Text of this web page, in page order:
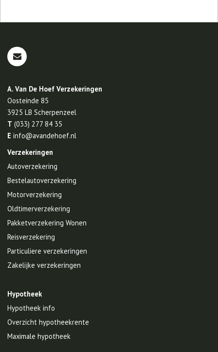
A. Van De Hoef Verzekeringen
Oosteinde 85
3925 LB Scherpenzeel
T (033) 277 84 35
E info@avandehoef.nl
Verzekeringen
Autoverzekering
Bestelautoverzekering
Motorverzekering
Oldtimerverzekering
Pakketverzekering Wonen
Reisverzekering
Particuliere verzekeringen
Zakelijke verzekeringen
Hypotheek
Hypotheek info
Overzicht hypotheekrente
Maximale hypotheek